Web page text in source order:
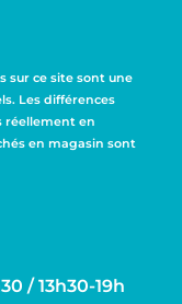
sur ce site sont une
Les différences
réellement en
en magasin sont
/ 13h30-19h